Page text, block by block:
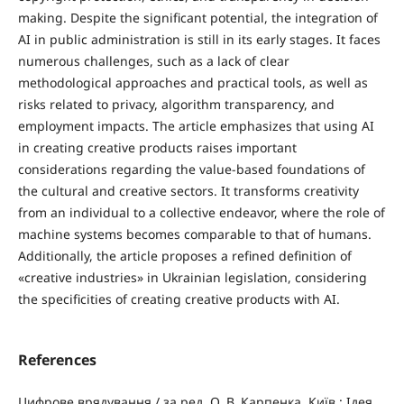
making. Despite the significant potential, the integration of
AI in public administration is still in its early stages. It faces
numerous challenges, such as a lack of clear
methodological approaches and practical tools, as well as
risks related to privacy, algorithm transparency, and
employment impacts. The article emphasizes that using AI
in creating creative products raises important
considerations regarding the value-based foundations of
the cultural and creative sectors. It transforms creativity
from an individual to a collective endeavor, where the role of
machine systems becomes comparable to that of humans.
Additionally, the article proposes a refined definition of
«creative industries» in Ukrainian legislation, considering
the specificities of creating creative products with AI.
References